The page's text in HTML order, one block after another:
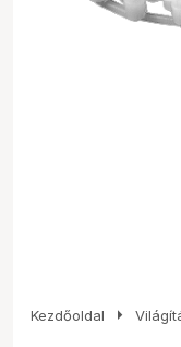
Kezdőoldal arrow_right